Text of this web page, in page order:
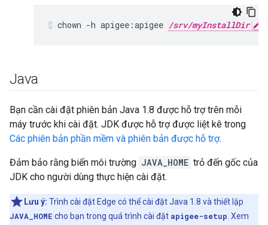
chown -h apigee:apigee /srv/myInstallDir
Java
Bạn cần cài đặt phiên bản Java 1.8 được hỗ trợ trên mỗi
máy trước khi cài đặt. JDK được hỗ trợ được liệt kê trong
Các phiên bản phần mềm và phiên bản được hỗ trợ.
Đảm bảo rằng biến môi trường JAVA_HOME trỏ đến gốc của
JDK cho người dùng thực hiện cài đặt.
Lưu ý: Trình cài đặt Edge có thể cài đặt Java 1.8 và thiết lập
JAVA_HOME cho bạn trong quá trình cài đặt apigee-setup . Xem